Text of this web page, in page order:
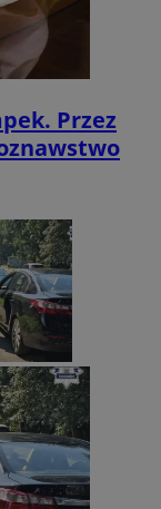
Przez